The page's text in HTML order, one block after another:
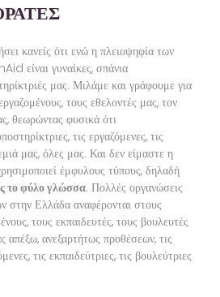
κανείς ότι ενώ η πλειοψηφία των
είναι γυναίκες, σπάνια
μας. Μιλάμε και γράφουμε για
τους εθελοντές μας, τον
θεωρώντας φυσικά ότι
τις εργαζόμενες, τις
μας, όλες μας. Και δεν είμαστε η
έμφυλους τύπους, δηλαδή
το φύλο γλώσσα. Πολλές οργανώσεις
στην Ελλάδα αναφέρονται στους
τους εκπαιδευτές, τους βουλευτές
απέξω, ανεξαρτήτως προθέσεων, τις
τις εκπαιδεύτριες, τις βουλεύτριες